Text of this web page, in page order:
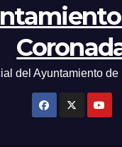
del Ayuntamiento de